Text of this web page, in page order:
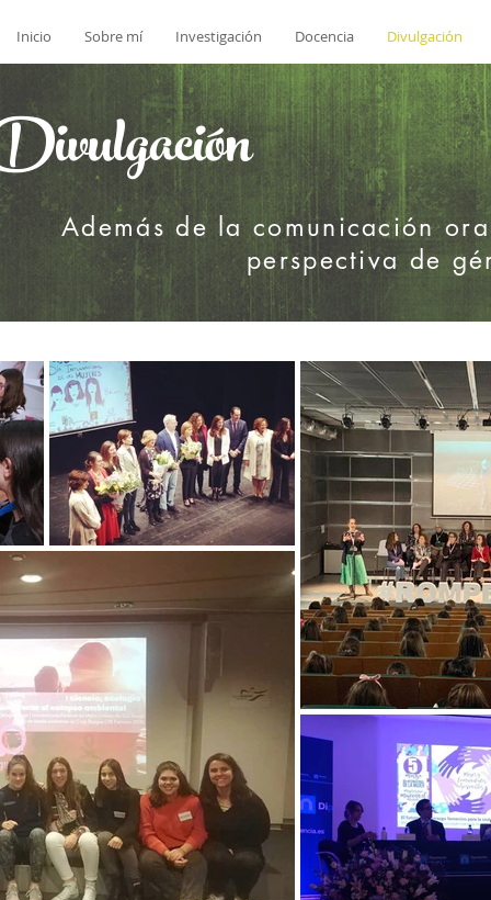
Inicio Sobre mí Investigación Docencia Divulgación
Además de la comunicación
perspectiva de